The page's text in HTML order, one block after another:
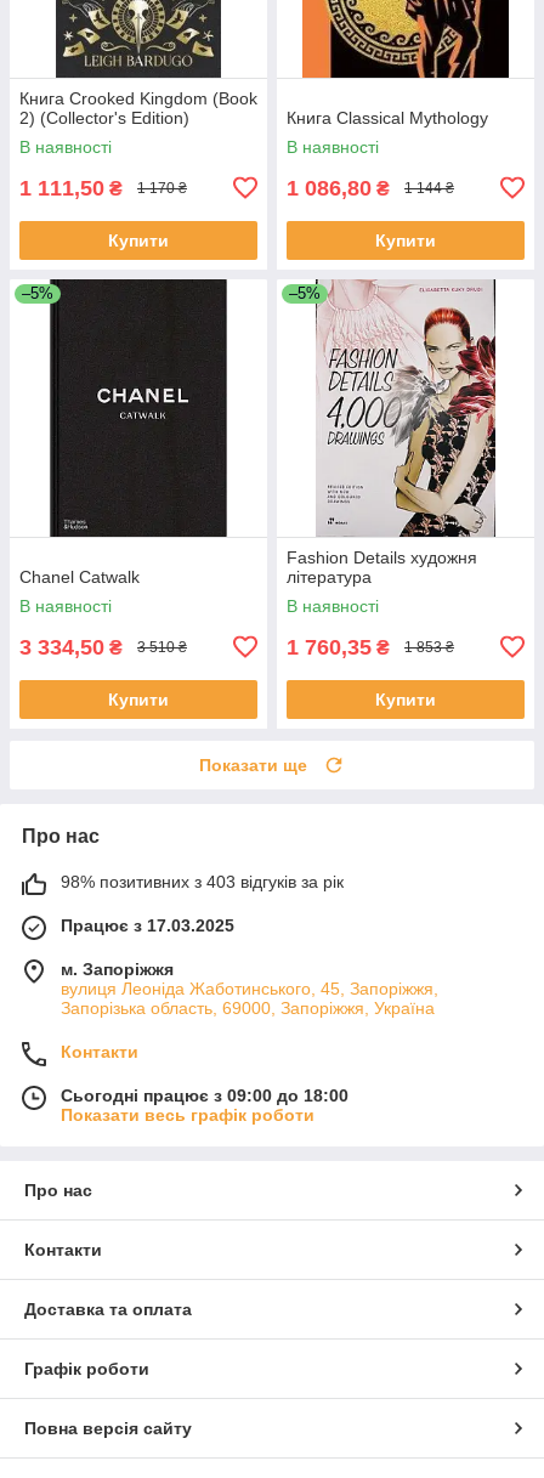
Книга Crooked Kingdom (Book
2) (Collector's Edition)
В наявності
1 111,50 ₴ 1 170 ₴
Купити
Книга Classical Mythology
В наявності
1 086,80 ₴ 1 144 ₴
Купити
–5%
Chanel Catwalk
В наявності
3 334,50 ₴ 3 510 ₴
Купити
–5%
Fashion Details художня
література
В наявності
1 760,35 ₴ 1 853 ₴
Купити
Показати ще
Про нас
98% позитивних з 403 відгуків за рік
Працює з 17.03.2025
м. Запоріжжя
вулиця Леоніда Жаботинського, 45, Запоріжжя,
Запорізька область, 69000, Запоріжжя, Україна
Контакти
Сьогодні працює з 09:00 до 18:00
Показати весь графік роботи
Про нас
Контакти
Доставка та оплата
Графік роботи
Повна версія сайту